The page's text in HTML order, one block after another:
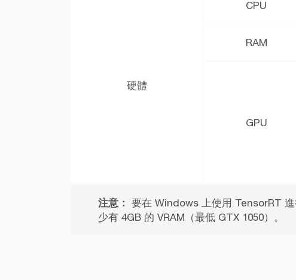
硬體
CPU
RAM
GPU
注意： 要在 Windows 上使用 TensorRT
少有 4GB 的 VRAM（最低 GTX 1050）。